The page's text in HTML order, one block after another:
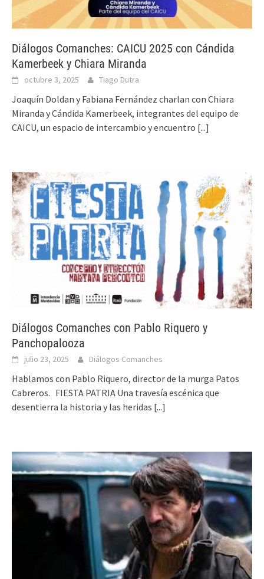
Diálogos Comanches: CAICU 2025 con Cándida
Kamerbeek y Chiara Miranda
octubre 3, 2025 Tiago Dutra
Joaquín Doldan y Fabiana Fernández charlan con Chiara
Miranda y Cándida Kamerbeek, integrantes del equipo de
CAICU, un espacio de intercambio y encuentro [...]
Diálogos Comanches con Pablo Riquero y
Panchopalooza
julio 23, 2025 Diálogos Comanches
Hablamos con Pablo Riquero, director de la murga Patos
Cabreros. FIESTA PATRIA Una travesía escénica que
desentierra la historia y las heridas [...]